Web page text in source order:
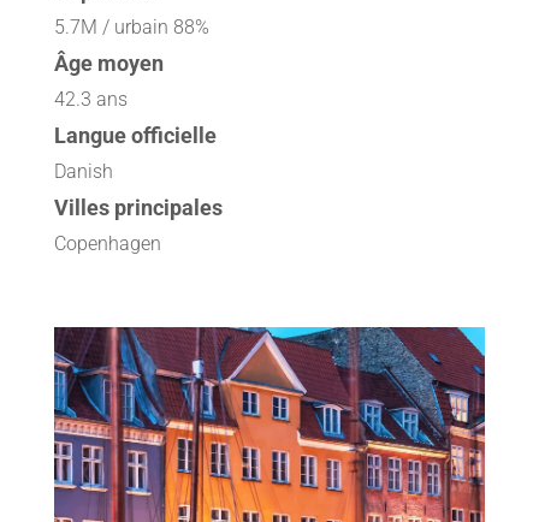
5.7M / urbain 88%
Âge moyen
42.3 ans
Langue officielle
Danish
Villes principales
Copenhagen